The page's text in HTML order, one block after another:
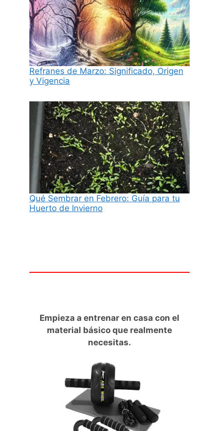
Refranes de Marzo: Significado, Origen
y Vigencia
Qué Sembrar en Febrero: Guía para tu
Huerto de Invierno
Empieza a entrenar en casa con el
material básico que realmente
necesitas.